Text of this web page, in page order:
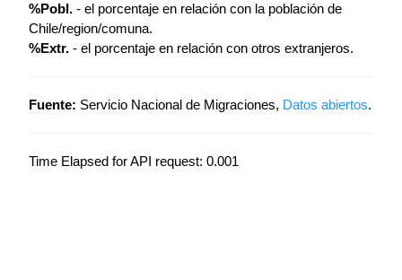
%Pobl. - el porcentaje en relación con la población de
Chile/region/comuna.
%Extr. - el porcentaje en relación con otros extranjeros.
Fuente: Servicio Nacional de Migraciones, Datos abiertos.
Time Elapsed for API request: 0.001